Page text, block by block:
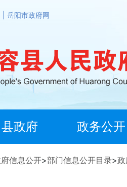
岳阳市政府网
县政府 政务公开
信息公开>部门信息公开目录>